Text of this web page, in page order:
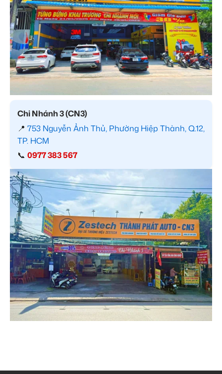
Chi Nhánh 3 (CN3)
📍 753 Nguyễn Ảnh Thủ, Phường Hiệp Thành, Q.12,
TP. HCM
📞 0977 383 567